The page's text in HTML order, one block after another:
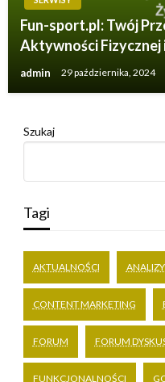
Fun-sport.pl: Twój
Aktywności
admin 29 października, 2024
Szukaj
Tagi
AKTUALNOŚCI ANALIZY
CONTENT MARKETING
FORUM FORUM
FUNKCJONALNOŚCI